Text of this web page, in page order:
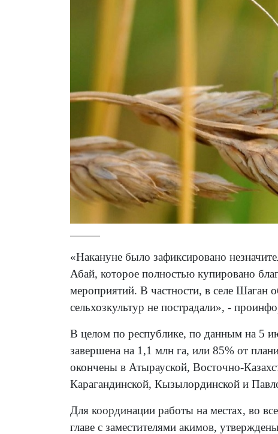
«Накануне было зафиксировано
Абай, которое полностью купировано
мероприятий. В частности, в селе Шаган
сельхозкультур не пострадали», -
В целом по республике, по данным на 5
завершена на 1,1 млн га, или 85% от
окончены в Атырауской, Восточно-
Карагандинской, Кызылординской и
Для координации работы на местах, во
главе с заместителями акимов,